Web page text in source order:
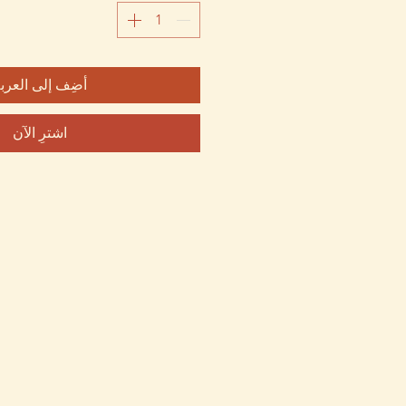
أضِف إلى
اشترِ الآن